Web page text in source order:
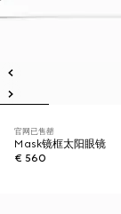
官网已售罄
Mask镜框太阳眼镜
€ 560